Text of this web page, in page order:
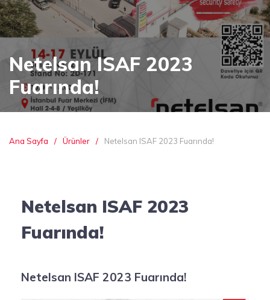
Netelsan ISAF 2023
Fuarında!
Ana Sayfa Ürünler Netelsan ISAF 2023 Fuarında!
Netelsan ISAF 2023
Fuarında!
Netelsan ISAF 2023 Fuarında!